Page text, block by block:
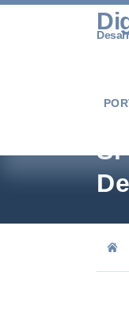
Skip
Si